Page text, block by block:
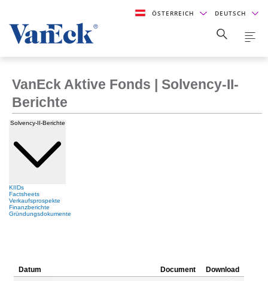
ÖSTERREICH DEUTSCH
VanEck Aktive Fonds | Solvency-II-
Berichte
Solvency-II-Berichte
KIIDs
Factsheets
Verkaufsprospekte
Finanzberichte
Gründungsdokumente
Datum Document
Download